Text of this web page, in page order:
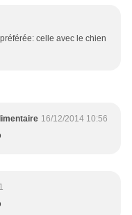
celle avec le chien
16/12/2014 10:56